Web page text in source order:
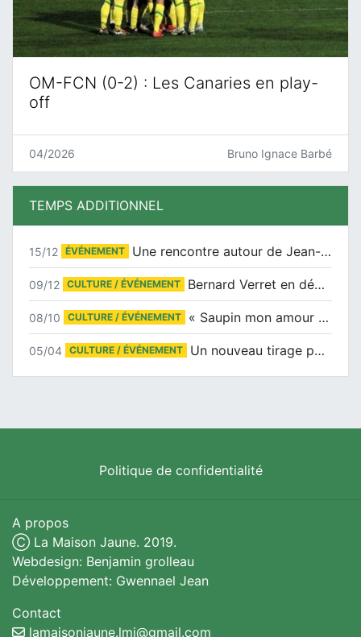
OM-FCN (0-2) : Les Canaries en play-
off
04/2026 Bruno Ignace Barbé
TEMPS ADDITIONNEL
15/12 ÉVÉNEMENT Une rencontre autour de Jean-Claude Suaudeau
09/12 CULTURE / ÉVÉNEMENT Bernard Verret en dédicaces le samedi 13 décembre à l’Espace Culturel Atlantis
08/10 CULTURE / ÉVÉNEMENT « Saupin mon amour » au salon du livre de Trentemoult
05/04 CULTURE / ÉVÉNEMENT Un nouveau tirage pour le Docu-BD
Politique de confidentialité
A propos
Ⓒ La Maison Jaune. 2019.
Webdesign: Benjamin grolleau
Développement: Gwennael Jean
Contact
lamaisonjaune.lmj@gmail.com